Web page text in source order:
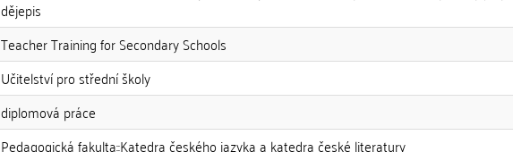
dějepis
Teacher Training for Secondary Schools
Učitelství pro střední školy
diplomová práce
Pedagogická fakulta::Katedra českého jazyka a katedra české literatury